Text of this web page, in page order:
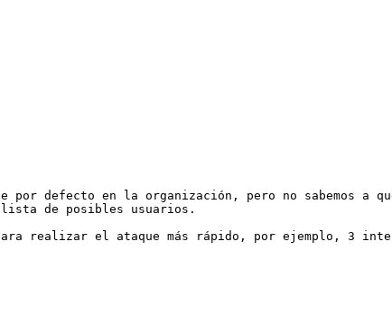
por defecto en la organización, pero no sabemos a
de posibles usuarios.
realizar el ataque más rápido, por ejemplo, 3